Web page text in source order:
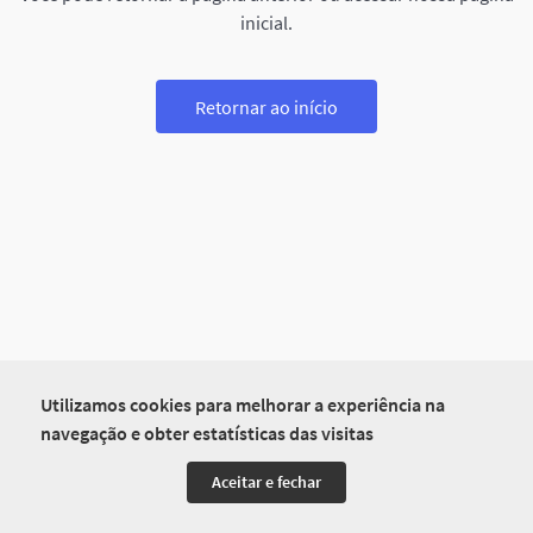
Utilizamos cookies para melhorar a experiência na
navegação e obter estatísticas das visitas
Aceitar e fechar
inicial.
Retornar ao início